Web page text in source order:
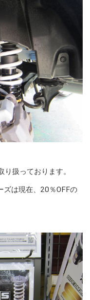
扱っております。
ズは現在、20％OFFの